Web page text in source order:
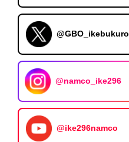
@GBO_ikebukuro
@namco_ike296
@ike296namco